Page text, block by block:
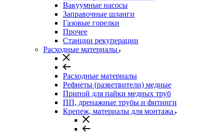
Вакуумные насосы
Заправочные шланги
Газовые горелки
Прочее
Станции рекуперации
Расходные материалы
Расходные материалы
Рефнеты (разветвители) медные
Припой для пайки медных труб
ПП, дренажные трубы и фитинги
Крепеж, материалы для монтажа